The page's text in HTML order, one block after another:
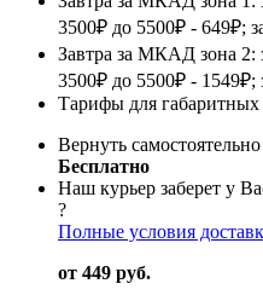
3500₽ до 5500₽ - 649₽;
Завтра за МКАД зона 2:
3500₽ до 5500₽ - 1549₽;
Тарифы для габаритных
Вернуть
Бесплатно
Наш курьер заберет у
?
Полные условия
от 449 руб.